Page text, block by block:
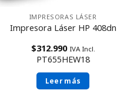
IMPRESORAS LÁSER
Impresora Láser HP 408dn
$312.990 IVA Incl.
PT655HEW18
Leer más